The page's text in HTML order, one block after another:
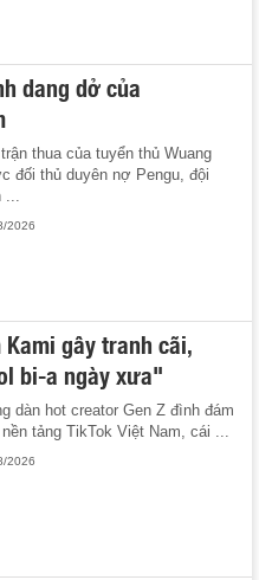
dang dở của
thua của tuyển thủ Wuang
đối thủ duyên nợ Pengu, đội
...
2026
gây tranh cãi,
bi-a ngày xưa"
dàn hot creator Gen Z đình đám
tảng TikTok Việt Nam, cái ...
2026